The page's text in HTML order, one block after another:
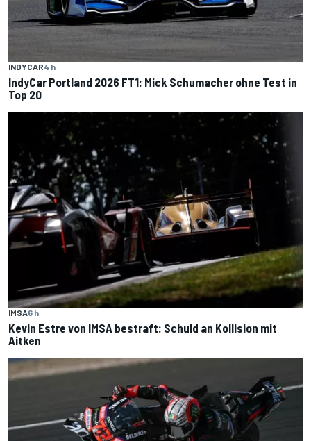
INDYCAR4 h
IndyCar Portland 2026 FT1: Mick Schumacher ohne Test in
Top 20
IMSA6 h
Kevin Estre von IMSA bestraft: Schuld an Kollision mit
Aitken